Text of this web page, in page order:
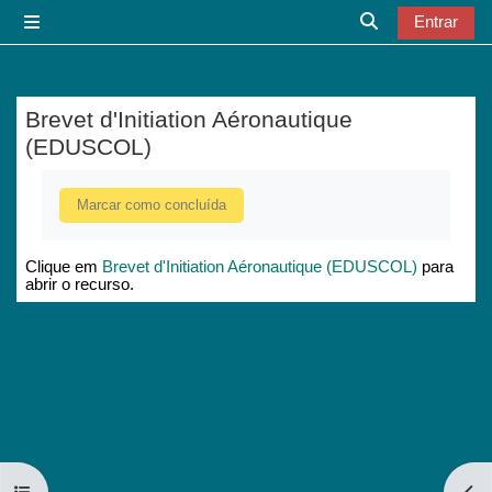
Alternar a
Entrar
Brevet d'Initiation Aéronautique
(EDUSCOL)
Marcar como concluída
Clique em Brevet d'Initiation Aéronautique (EDUSCOL) para
abrir o recurso.